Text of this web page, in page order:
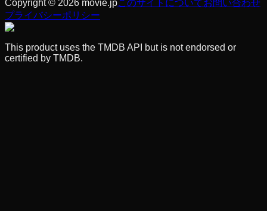
Copyright © 2026 movie.jpこのサイトについてお問い合わせ
プライバシーポリシー
This product uses the TMDB API but is not endorsed or
certified by TMDB.